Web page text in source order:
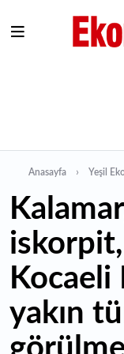
Anasayfa Yeşil
iskorpit,
yakın